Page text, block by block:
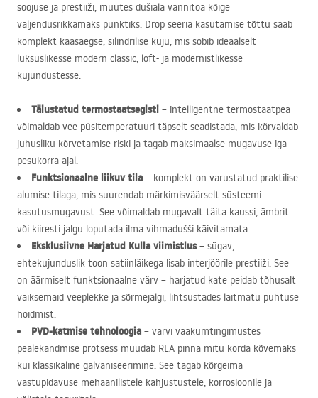
soojuse ja prestiiži, muutes dušiala vannitoa kõige
väljendusrikkamaks punktiks. Drop seeria kasutamise tõttu saab
komplekt kaasaegse, silindrilise kuju, mis sobib ideaalselt
luksuslikesse modern classic, loft- ja modernistlikesse
kujundustesse.
Täiustatud termostaatsegisti – intelligentne termostaatpea
võimaldab vee püsitemperatuuri täpselt seadistada, mis kõrvaldab
juhusliku kõrvetamise riski ja tagab maksimaalse mugavuse iga
pesukorra ajal.
Funktsionaalne liikuv tila – komplekt on varustatud praktilise
alumise tilaga, mis suurendab märkimisväärselt süsteemi
kasutusmugavust. See võimaldab mugavalt täita kaussi, ämbrit
või kiiresti jalgu loputada ilma vihmadušši käivitamata.
Eksklusiivne Harjatud Kulla viimistlus– sügav,
ehtekujunduslik toon satiinläikega lisab interjöörile prestiiži. See
on äärmiselt funktsionaalne värv – harjatud kate peidab tõhusalt
väiksemaid veeplekke ja sõrmejälgi, lihtsustades laitmatu puhtuse
hoidmist.
PVD-katmise tehnoloogia – värvi vaakumtingimustes
pealekandmise protsess muudab REA pinna mitu korda kõvemaks
kui klassikaline galvaniseerimine. See tagab kõrgeima
vastupidavuse mehaanilistele kahjustustele, korrosioonile ja